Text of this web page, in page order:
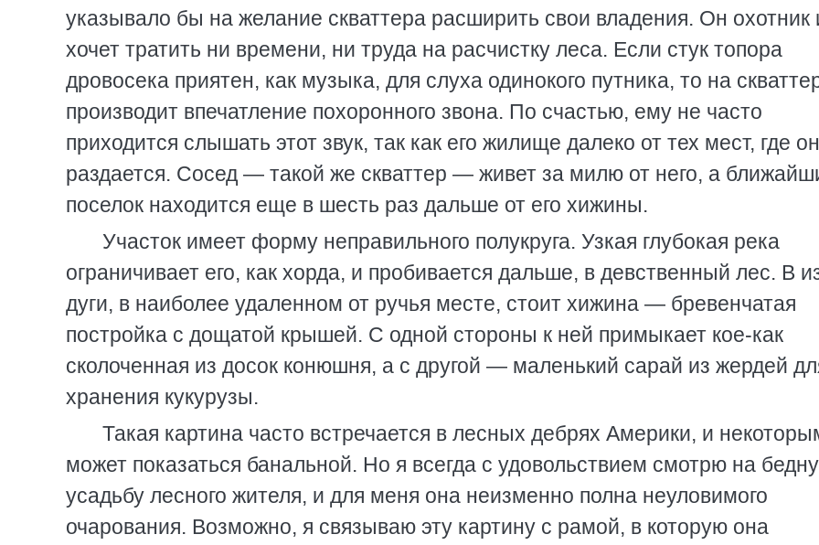
указывало бы на желание скваттера расширить свои владения. Он охотник
хочет тратить ни времени, ни труда на расчистку леса. Если стук топора
дровосека приятен, как музыка, для слуха одинокого путника, то на
производит впечатление похоронного звона. По счастью, ему не часто
приходится слышать этот звук, так как его жилище далеко от тех мест, где он
раздается. Сосед — такой же скваттер — живет за милю от него, а
поселок находится еще в шесть раз дальше от его хижины.
Участок имеет форму неправильного полукруга. Узкая глубокая река
ограничивает его, как хорда, и пробивается дальше, в девственный лес. В
дуги, в наиболее удаленном от ручья месте, стоит хижина — бревенчатая
постройка с дощатой крышей. С одной стороны к ней примыкает кое-как
сколоченная из досок конюшня, а с другой — маленький сарай из жердей
хранения кукурузы.
Такая картина часто встречается в лесных дебрях Америки, и
может показаться банальной. Но я всегда с удовольствием смотрю на
усадьбу лесного жителя, и для меня она неизменно полна неуловимого
очарования. Возможно, я связываю эту картину с рамой, в которую она